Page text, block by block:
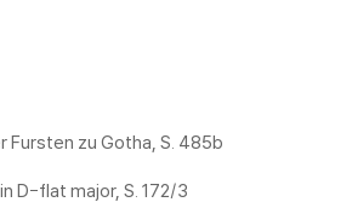
Fursten zu Gotha, S. 485b
D-flat major, S. 172/3